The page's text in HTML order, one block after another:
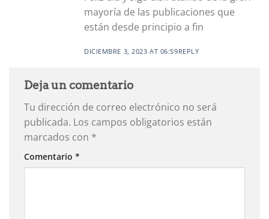
mayoría de las publicaciones que
están desde principio a fin
DICIEMBRE 3, 2023 AT 06:59REPLY
Deja un comentario
Tu dirección de correo electrónico no será
publicada. Los campos obligatorios están
marcados con *
Comentario *